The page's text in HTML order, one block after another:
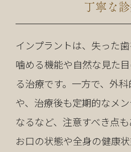
丁寧な
インプラントは、失った
噛める機能や自然な見た
る治療です。一方で、外
や、治療後も定期的なメ
なるなど、注意すべき点も
お口の状態や全身の健康